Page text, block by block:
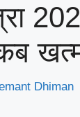
खत्म
Dhiman